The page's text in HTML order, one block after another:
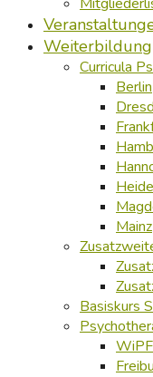
Weiterbildung
Curricula
Berlin
Mainz
Basiskurs